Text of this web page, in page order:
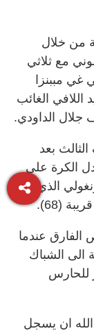
من خلال
مع ثلاثي
غي مببنزا
اللافي الغائب
جلال الداودي.
بعد
الكرة على
الذي
(68).
عندما
الى الشباك
للحارس
ان يسجل